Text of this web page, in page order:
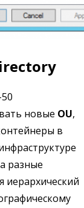
новые OU,
в
разные
иерархический